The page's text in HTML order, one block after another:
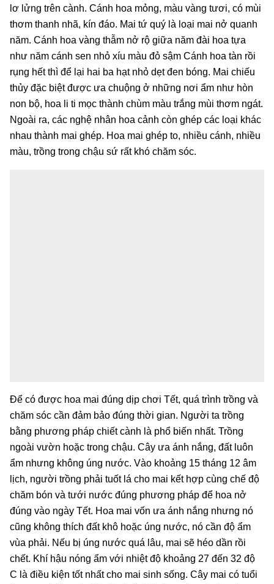
lơ lửng trên cành. Cánh hoa mỏng, màu vàng tươi, có mùi
thơm thanh nhã, kín đáo. Mai tứ quý là loại mai nở quanh
năm. Cánh hoa vàng thẫm nở rộ giữa năm đài hoa tựa
như năm cánh sen nhỏ xíu màu đỏ sậm Cánh hoa tàn rồi
rụng hết thì để lại hai ba hạt nhỏ dẹt đen bóng. Mai chiếu
thủy đặc biệt được ưa chuộng ở những nơi ẩm như hòn
non bộ, hoa li ti mọc thành chùm màu trắng mùi thơm ngát.
Ngoài ra, các nghệ nhân hoa cảnh còn ghép các loại khác
nhau thành mai ghép. Hoa mai ghép to, nhiều cánh, nhiều
màu, trồng trong chậu sứ rất khó chăm sóc.
Để có được hoa mai đúng dịp chơi Tết, quá trình trồng và
chăm sóc cần đảm bảo đúng thời gian. Người ta trồng
bằng phương pháp chiết cành là phổ biến nhất. Trồng
ngoài vườn hoặc trong chậu. Cây ưa ánh nắng, đất luôn
ẩm nhưng không úng nước. Vào khoảng 15 tháng 12 âm
lịch, người trồng phải tuốt lá cho mai kết hợp cùng chế độ
chăm bón và tưới nước đúng phương pháp để hoa nở
đúng vào ngày Tết. Hoa mai vốn ưa ánh nắng nhưng nó
cũng không thích đất khô hoặc úng nước, nó cần độ ẩm
vùa phải. Nếu bị úng nước quá lâu, mai sẽ héo dần rồi
chết. Khí hậu nóng ẩm với nhiệt độ khoảng 27 đến 32 độ
C là điều kiện tốt nhất cho mai sinh sống. Cây mai có tuổi